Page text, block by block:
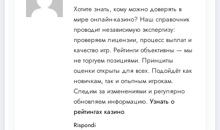
Хотите знать, кому можно доверять в
мире онлайн-казино? Наш справочник
проводит независимую экспертизу:
проверяем лицензии, процесс выплат и
качество игр. Рейтинги объективны — мы
не торгуем позициями. Принципы
оценки открыты для всех. Подойдёт как
новичкам, так и опытным игрокам.
Следим за изменениями и регулярно
обновляем информацию. Узнать о
рейтингах казино
Rispondi